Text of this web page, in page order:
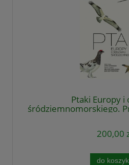
Ptaki Europy i
śródziemnomorskiego.
200,00
do